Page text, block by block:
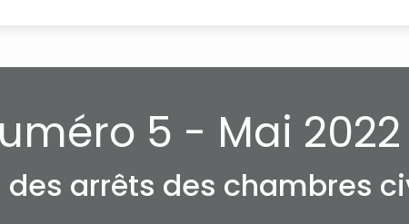
5 - Mai 2022
des arrêts des chambres